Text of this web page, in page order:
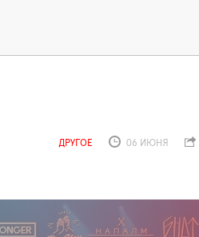
ДРУГОЕ 06 ИЮНЯ